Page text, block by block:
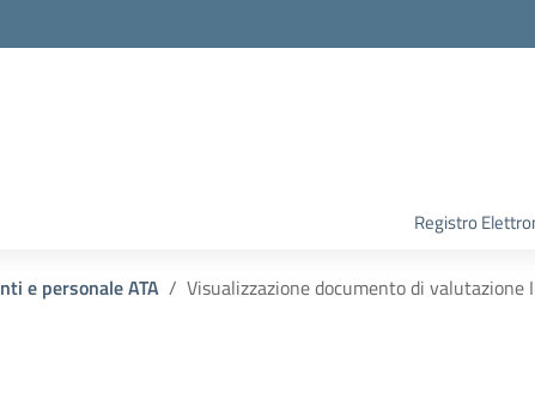
Registro
e personale ATA Visualizzazione documento di